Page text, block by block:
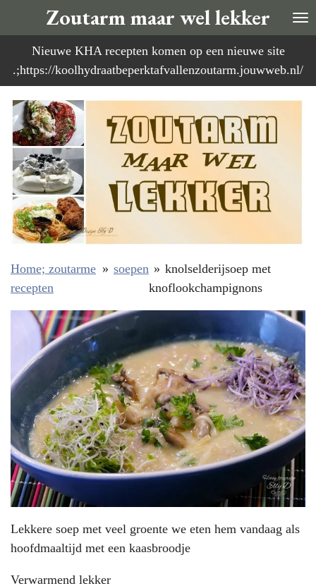
direct
naar
de
Zoutarm maar wel lekker
Nieuwe KHA recepten komen op een nieuwe site
.;https://koolhydraatbeperktafvallenzoutarm.jouwweb.nl/
Home; zoutarme
recepten
» soepen » knolselderijsoep met
knoflookchampignons
Lekkere soep met veel groente we eten hem vandaag als
hoofdmaaltijd met een kaasbroodje
Verwarmend lekker